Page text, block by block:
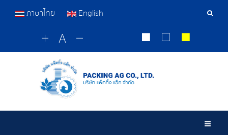
ภาษาไทย English